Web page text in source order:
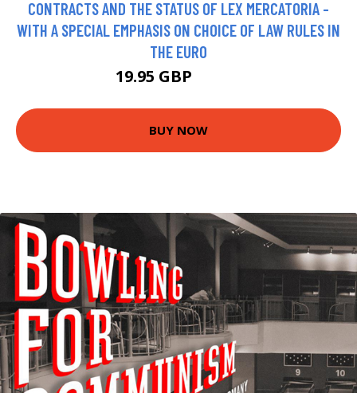
CONTRACTS AND THE STATUS OF LEX MERCATORIA -
WITH A SPECIAL EMPHASIS ON CHOICE OF LAW RULES IN
THE EURO
19.95 GBP
BUY NOW